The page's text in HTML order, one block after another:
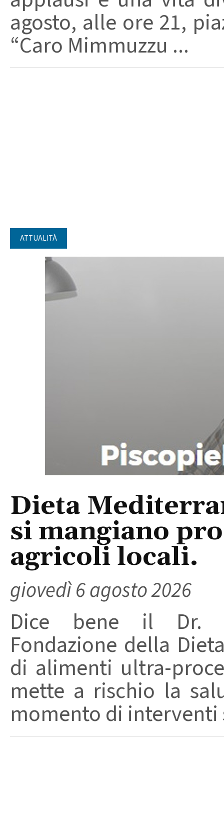
agosto, alle ore 21,
“Caro Mimmuzzu ...
ATTUALITÀ
Dieta
si mangiano
agricoli locali.
giovedì 6 agosto 2026
Dice bene il Dr.
Fondazione della
di alimenti ultra-
mette a rischio la
momento di